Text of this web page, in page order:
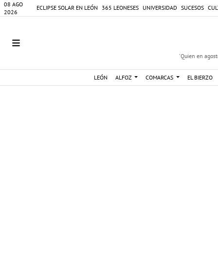
08 AGO
2026
ECLIPSE SOLAR EN LEÓN 365 LEONESES UNIVERSIDAD SUCESOS
'Quien en
LEÓN ALFOZ COMARCAS EL BIERZO